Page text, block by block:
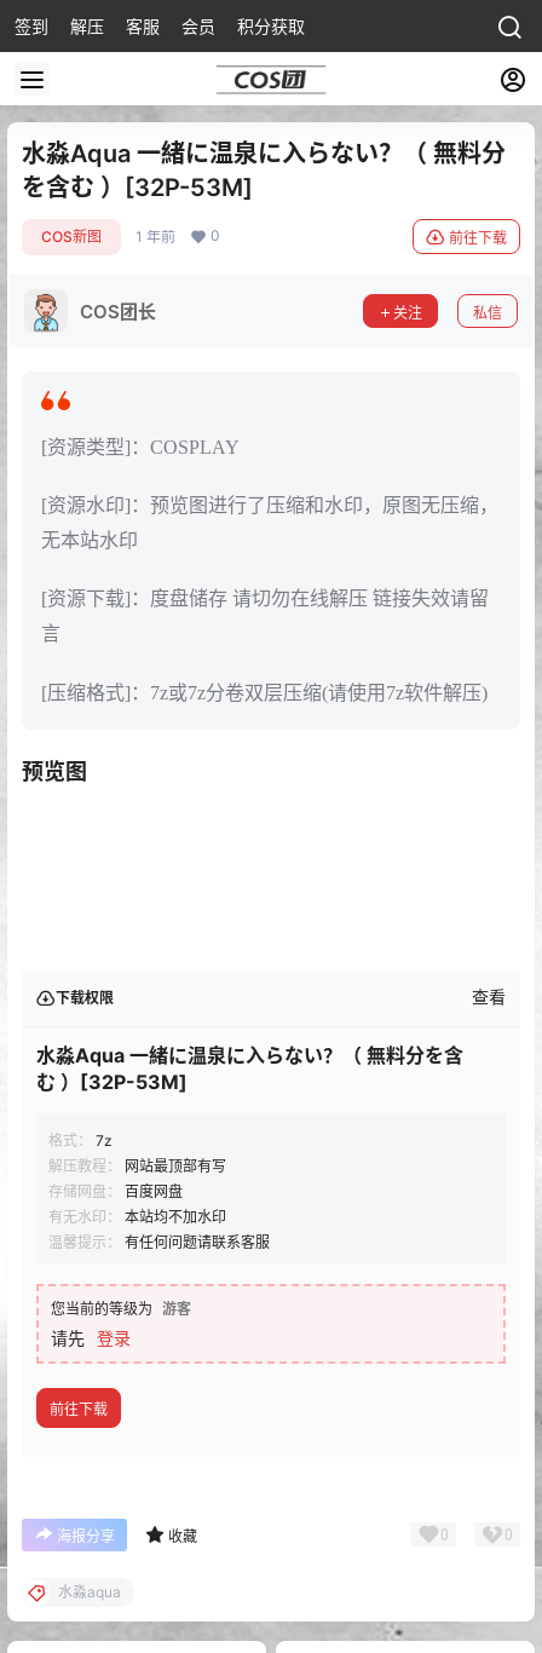
签到 解压 客服 会员 积分获取
水淼Aqua 一緒に温泉に入らない？（ 無料分
を含む ）[32P-53M]
COS新图 1 年前 0 前往下载
COS团长 关注 私信
[资源类型]：COSPLAY
[资源水印]：预览图进行了压缩和水印，原图无压缩，
无本站水印
[资源下载]：度盘储存 请切勿在线解压 链接失效请留
言
[压缩格式]：7z或7z分卷双层压缩(请使用7z软件解压)
预览图
下载权限 查看
水淼Aqua 一緒に温泉に入らない？（ 無料分を含
む ）[32P-53M]
格式：
7z
解压教程：
网站最顶部有写
存储网盘：
百度网盘
有无水印：
本站均不加水印
温馨提示：
有任何问题请联系客服
您当前的等级为 游客
请先 登录
前往下载
海报分享 收藏 0 0
水淼aqua